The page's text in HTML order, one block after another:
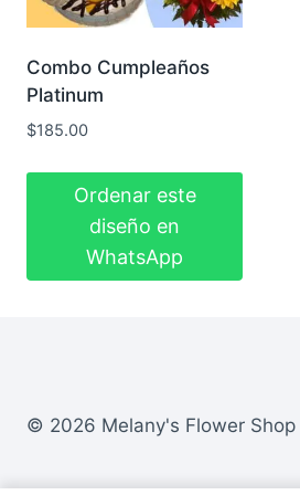
Combo Cumpleaños
Platinum
$185.00
Ordenar este
diseño en
WhatsApp
© 2026 Melany's Flower Shop